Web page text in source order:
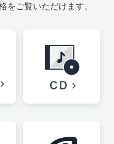
をご覧いただけます。